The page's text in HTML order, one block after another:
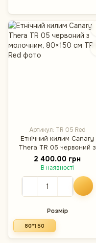
Артикул: TR 05 Red
Етнічний килим Canary
Thera TR 05 червоний з
молочним, 80×150 см
2 400.00 грн
В наявності
Розмір
80*150